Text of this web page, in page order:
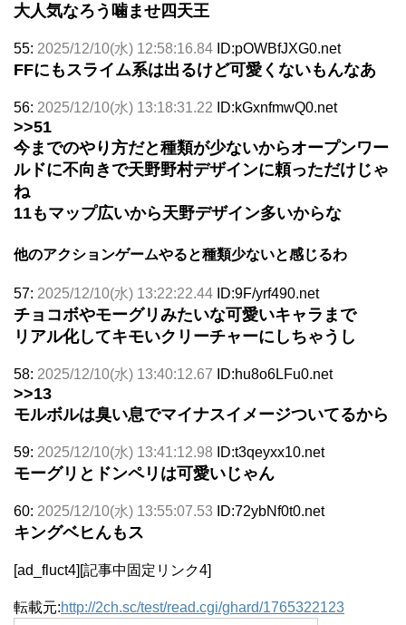
大人気なろう噛ませ四天王
55: 2025/12/10(水) 12:58:16.84 ID:pOWBfJXG0.net
FFにもスライム系は出るけど可愛くないもんなあ
56: 2025/12/10(水) 13:18:31.22 ID:kGxnfmwQ0.net
>>51
今までのやり方だと種類が少ないからオープンワー
ルドに不向きで天野野村デザインに頼っただけじゃ
ね
11もマップ広いから天野デザイン多いからな
他のアクションゲームやると種類少ないと感じるわ
57: 2025/12/10(水) 13:22:22.44 ID:9F/yrf490.net
チョコボやモーグリみたいな可愛いキャラまで
リアル化してキモいクリーチャーにしちゃうし
58: 2025/12/10(水) 13:40:12.67 ID:hu8o6LFu0.net
>>13
モルボルは臭い息でマイナスイメージついてるから
59: 2025/12/10(水) 13:41:12.98 ID:t3qeyxx10.net
モーグリとドンペリは可愛いじゃん
60: 2025/12/10(水) 13:55:07.53 ID:72ybNf0t0.net
キングベヒんもス
[ad_fluct4][記事中固定リンク4]
転載元:http://2ch.sc/test/read.cgi/ghard/1765322123